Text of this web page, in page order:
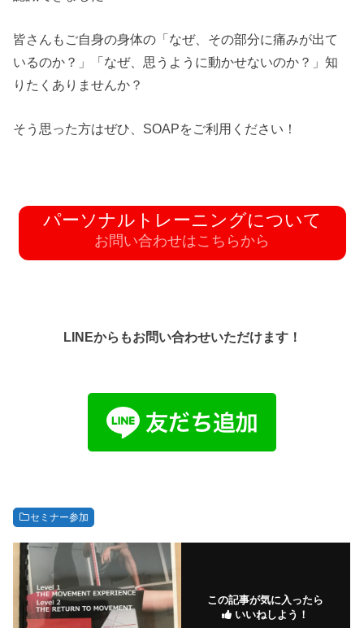
皆さんもご自身の身体の「なぜ、その部分に痛みが出て
いるのか？」「なぜ、思うように動かせないのか？」知
りたくありませんか？
そう思った方はぜひ、SOAPをご利用ください！
パーソナルトレーニングについて
お問い合わせはこちらから
LINEからもお問い合わせいただけます！
セミナー参加
この記事が気に入ったら
いいねしよう！